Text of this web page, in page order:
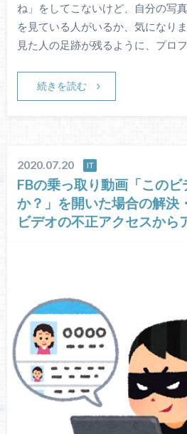
ね」をしてこないけど、自分の写
を見ている人がいるか、気になり
見た人の足跡が残るように、プロ
続きを読む
2020.07.20 IT
FBの乗っ取り動画「この
か？」を開いた場合の解決
ビデオの不正アクセスから